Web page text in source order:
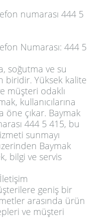
numarası 444 5
Numarası: 444 5
soğutma ve su
biridir. Yüksek kalite
müşteri odaklı
kullanıcılarına
öne çıkar. Baymak
444 5 415, bu
sunmayı
Baymak
bilgi ve servis
geniş bir
arasında ürün
ve müşteri